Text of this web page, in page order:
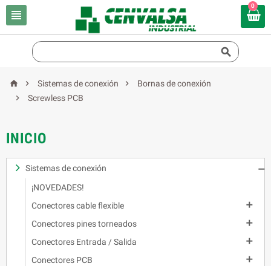

0

  Sistemas de conexión 
Bornas de conexión

Screwless PCB
INICIO
Sistemas de conexión

¡NOVEDADES!
Conectores cable flexible

Conectores pines torneados

Conectores Entrada / Salida

Conectores PCB
